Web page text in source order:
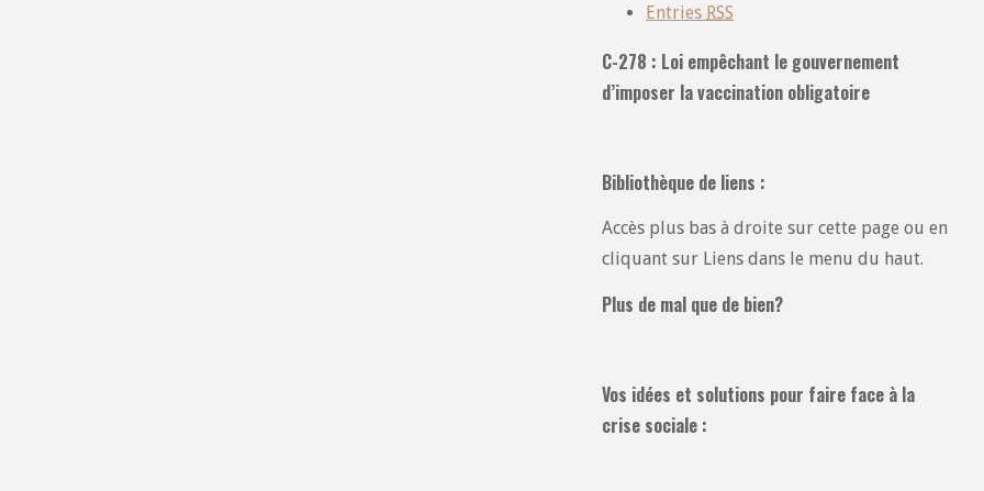
Entries RSS
C-278 : Loi empêchant le gouvernement
d’imposer la vaccination obligatoire
Bibliothèque de liens :
Accès plus bas à droite sur cette page ou en
cliquant sur Liens dans le menu du haut.
Plus de mal que de bien?
Vos idées et solutions pour faire face à la
crise sociale :